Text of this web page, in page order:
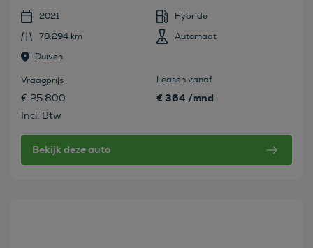
2021
Hybride
78.294 km
Automaat
Duiven
Vraagprijs
€ 25.800
Incl. Btw
Leasen vanaf
€ 364 /mnd
Bekijk deze auto